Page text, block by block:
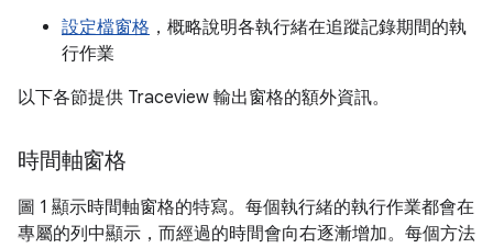
設定檔窗格 ，概略說明各執行緒在追蹤記錄期間的執
行作業
以下各節提供 Traceview 輸出窗格的額外資訊。
時間軸窗格
圖 1 顯示時間軸窗格的特寫。每個執行緒的執行作業都會在
專屬的列中顯示，而經過的時間會向右逐漸增加。每個方法